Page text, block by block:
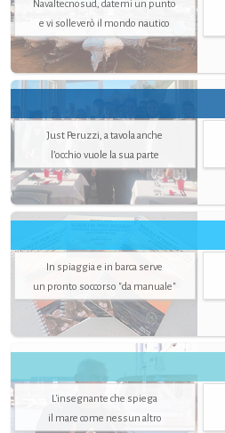
Navaltecnosud, datemi un punto
e vi solleverò il mondo nautico
Just Peruzzi, a tavola anche
l’occhio vuole la sua parte
In spiaggia e in barca serve
un pronto soccorso "da manuale"
L'insegnante che spiega
il mare come nessun altro